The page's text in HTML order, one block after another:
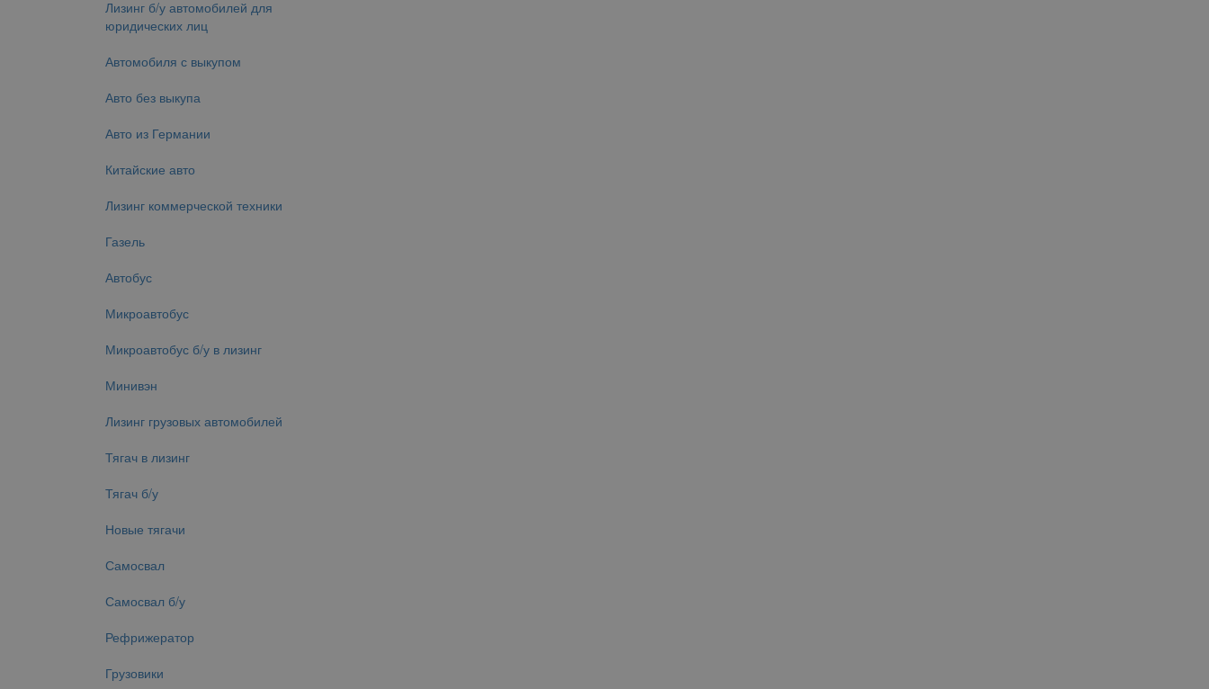
Лизинг б/у автомобилей для
юридических лиц
Автомобиля с выкупом
Авто без выкупа
Авто из Германии
Китайские авто
Лизинг коммерческой техники
Газель
Автобус
Микроавтобус
Микроавтобус б/у в лизинг
Минивэн
Лизинг грузовых автомобилей
Тягач в лизинг
Тягач б/у
Новые тягачи
Самосвал
Самосвал б/у
Рефрижератор
Грузовики